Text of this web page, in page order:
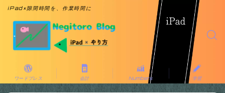
iPad×隙間時間を、作業時間に
ワードプレス 会計 Numbers 学習